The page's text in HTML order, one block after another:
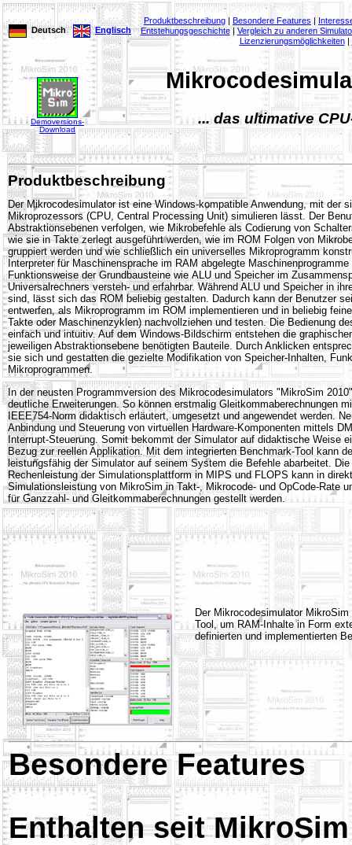
Deutsch Englisch
Produktbeschreibung | Besondere Features |
Entstehungsgeschichte|Vergleich zu anderen
Lizenzierungsmöglichkeiten|
Demoversions-
Download
... das ultimative
Produktbeschreibung
Der Mikrocodesimulator ist eine Windows-kompatible Anwendung, mit der
Mikroprozessors (CPU, Central Processing Unit) simulieren lässt. Der
Abstraktionsebenen verfolgen, wie Mikrobefehle als Codierung von
wie sie in Takte zerlegt ausgeführt werden, wie im ROM Folgen von
gruppiert werden und wie schließlich ein universelles Mikroprogramm
Interpreter für Maschinensprache im RAM abgelegte
Funktionsweise der Grundbausteine wie ALU und Speicher im
Universalrechners versteh- und erfahrbar. Während ALU und Speicher in
sind, lässt sich das ROM beliebig gestalten. Dadurch kann der Benutzer
entwerfen, als Mikroprogramm im ROM implementieren und in beliebig
Takte oder Maschinenzyklen) nachvollziehen und testen. Die Bedienung
einfach und intuitiv. Auf dem Windows-Bildschirm entstehen die
jeweiligen Abstraktionsebene benötigten Bauteile. Durch Anklicken
sie sich und gestatten die gezielte Modifikation von Speicher-Inhalten,
Mikroprogrammen.
In der neusten Programmversion des Mikrocodesimulators "MikroSim
deutliche Erweiterungen. So können erstmalig Gleitkommaberechnungen
IEEE754-Norm didaktisch erläutert, umgesetzt und angewendet werden.
Anbindung und Steuerung von virtuellen Hardware-Komponenten mittels
Interrupt-Steuerung. Somit bekommt der Simulator auf didaktische Weise
Bezug zur reellen Applikation. Mit dem integrierten Benchmark-Tool kann
leistungsfähig der Simulator auf seinem System die Befehle abarbeitet.
Rechenleistung der Simulationsplattform in MIPS und FLOPS kann in
Simulationsleistung von MikroSim in Takt-, Mikrocode- und OpCode-Rate
für Ganzzahl- und Gleitkommaberechnungen gestellt werden.
Der Mikrocodesimulator
Tool, um RAM-Inhalte in Form
definierten und implementierten
Besondere Features
Enthalten seit